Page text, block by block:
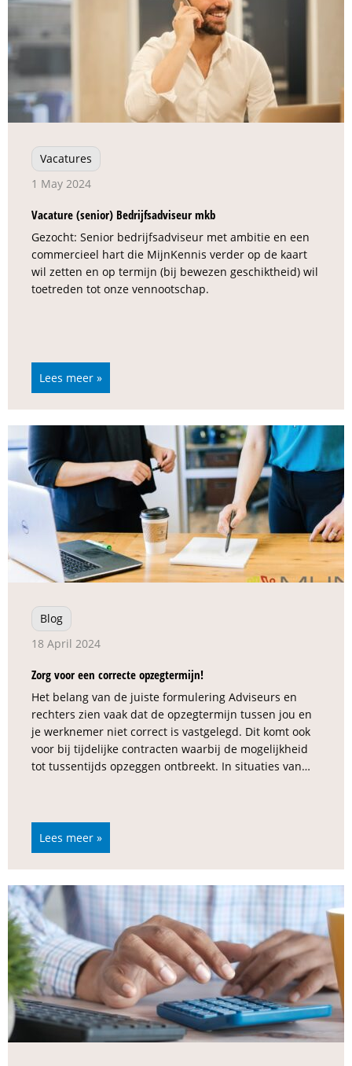
Vacatures
1 May 2024
Vacature (senior) Bedrijfsadviseur mkb
Gezocht: Senior bedrijfsadviseur met ambitie en een
commercieel hart die MijnKennis verder op de kaart
wil zetten en op termijn (bij bewezen geschiktheid) wil
toetreden tot onze vennootschap.
Lees meer »
Blog
18 April 2024
Zorg voor een correcte opzegtermijn!
Het belang van de juiste formulering Adviseurs en
rechters zien vaak dat de opzegtermijn tussen jou en
je werknemer niet correct is vastgelegd. Dit komt ook
voor bij tijdelijke contracten waarbij de mogelijkheid
tot tussentijds opzeggen ontbreekt. In situaties van…
Lees meer »